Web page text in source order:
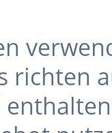
richten